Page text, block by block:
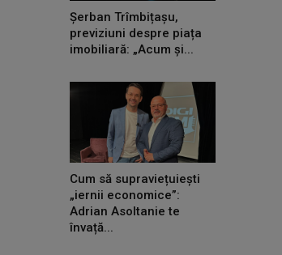
Șerban Trîmbițașu,
previziuni despre piața
imobiliară: „Acum și...
Cum să supraviețuiești
„iernii economice”:
Adrian Asoltanie te
învață...